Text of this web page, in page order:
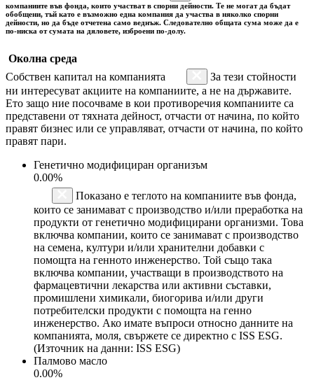
компаниите във фонда, които участват в спорни дейности. Те не могат да бъдат
обобщени, тъй като е възможно една компания да участва в няколко спорни
дейности, но да бъде отчетена само веднъж. Следователно общата сума може да е
по-ниска от сумата на дяловете, изброени по-долу.
Околна среда
Собствен капитал на компанията
За тези стойности
ни интересуват акциите на компаниите, а не на държавите.
Ето защо ние посочваме в кои противоречия компаниите са
представени от тяхната дейност, отчасти от начина, по който
правят бизнес или се управляват, отчасти от начина, по който
правят пари.
Генетично модифициран организъм
0.00%
Показано е теглото на компаниите във фонда,
които се занимават с производство и/или преработка на
продукти от генетично модифицирани организми. Това
включва компании, които се занимават с производство
на семена, култури и/или хранителни добавки с
помощта на генното инженерство. Той също така
включва компании, участващи в производството на
фармацевтични лекарства или активни съставки,
промишлени химикали, биогорива и/или други
потребителски продукти с помощта на генно
инженерство. Ако имате въпроси относно данните на
компанията, моля, свържете се директно с ISS ESG.
(Източник на данни: ISS ESG)
Палмово масло
0.00%